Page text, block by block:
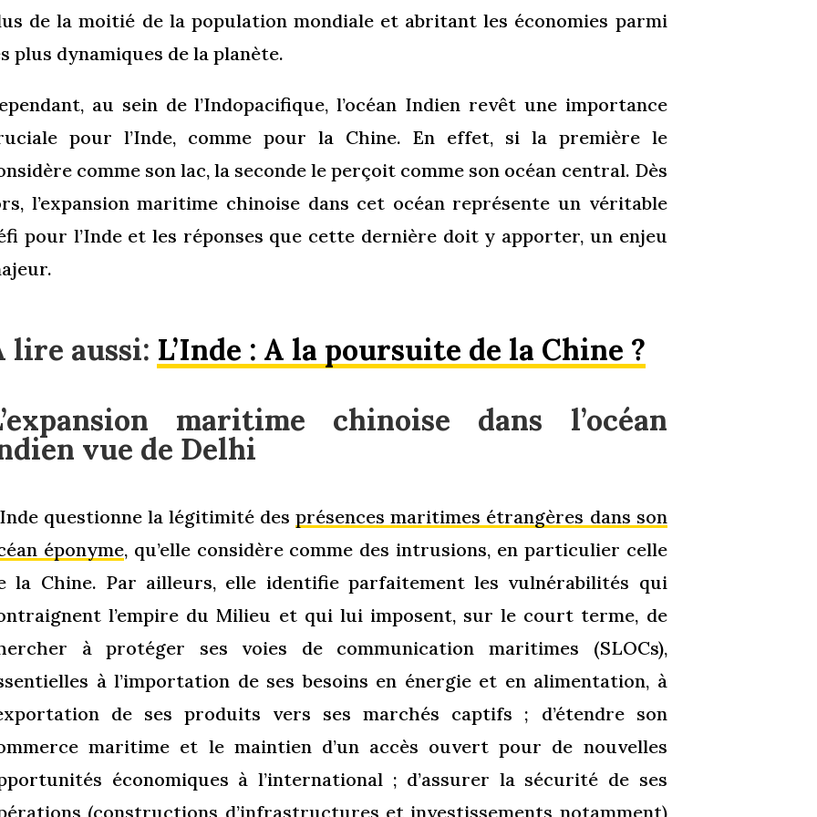
de la moitié de la population mondiale et abritant les économies parmi
plus dynamiques de la planète.
au sein de l’Indopacifique, l’océan Indien revêt une importance
pour l’Inde, comme pour la Chine. En effet, si la première le
comme son lac, la seconde le perçoit comme son océan central. Dès
l’expansion maritime chinoise dans cet océan représente un véritable
pour l’Inde et les réponses que cette dernière doit y apporter, un enjeu
lire aussi: L’Inde : A la poursuite de la Chine ?
maritime chinoise dans l’océan
vue de Delhi
questionne la légitimité desprésences maritimes étrangères dans son
éponyme, qu’elle considère comme des intrusions, en particulier celle
la Chine. Par ailleurs, elle identifie parfaitement les vulnérabilités qui
l’empire du Milieu et qui lui imposent, sur le court terme, de
à protéger ses voies de communication maritimes (SLOCs),
à l’importation de ses besoins en énergie et en alimentation, à
de ses produits vers ses marchés captifs ; d’étendre son
maritime et le maintien d’un accès ouvert pour de nouvelles
économiques à l’international ; d’assurer la sécurité de ses
(constructions d’infrastructures et investissements notamment)